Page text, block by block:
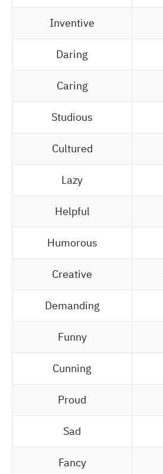
Inventive
Daring
Caring
Studious
Cultured
Lazy
Helpful
Humorous
Creative
Demanding
Funny
Cunning
Proud
Sad
Fancy